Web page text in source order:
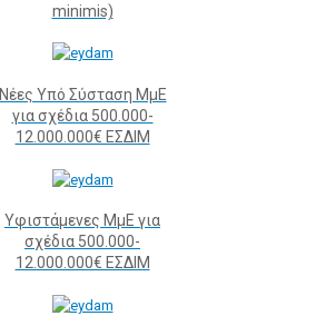
minimis)
Νέες Υπό Σύσταση ΜμΕ
για σχέδια 500.000-
12.000.000€ ΕΣΔΙΜ
Υφιστάμενες ΜμΕ για
σχέδια 500.000-
12.000.000€ ΕΣΔΙΜ